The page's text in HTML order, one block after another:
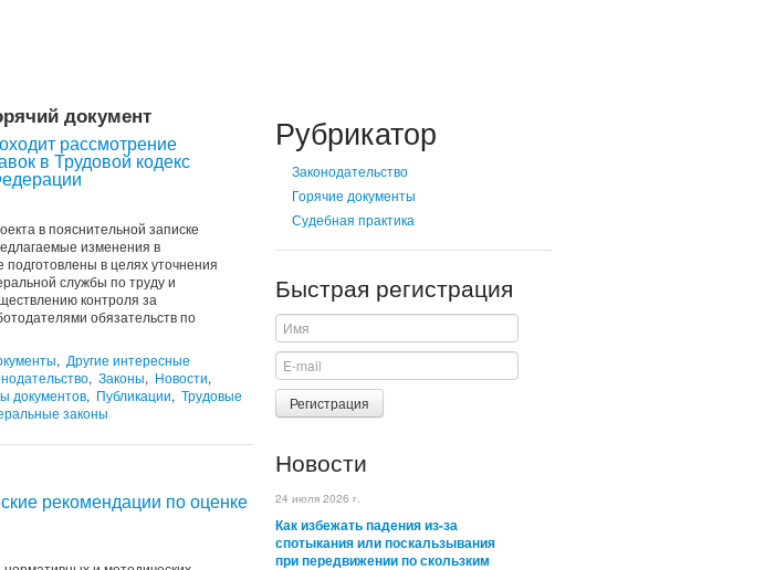
Рубрикатор
Законодательство
Горячие документы
Судебная практика
Быстрая регистрация
Регистрация
Новости
24 июля 2026 г.
Как избежать падения из-за
спотыкания или поскальзывания
при передвижении по скользким
документ
рассмотрение
в Трудовой кодекс
в пояснительной записке
изменения в
подготовлены в целях уточнения
службы по труду и
контроля за
обязательств по
, Другие интересные
, Законы, Новости,
документов, Публикации, Трудовые
законы
рекомендации по оценке